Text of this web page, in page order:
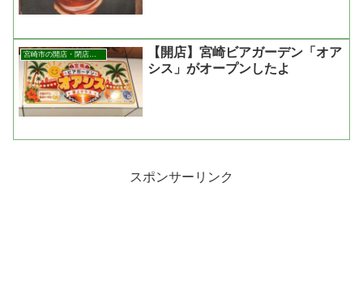
宮崎市の開店・閉店まとめ
【開店】宮崎ビアガーデン「オア
シス」がオープンしたよ
スポンサーリンク